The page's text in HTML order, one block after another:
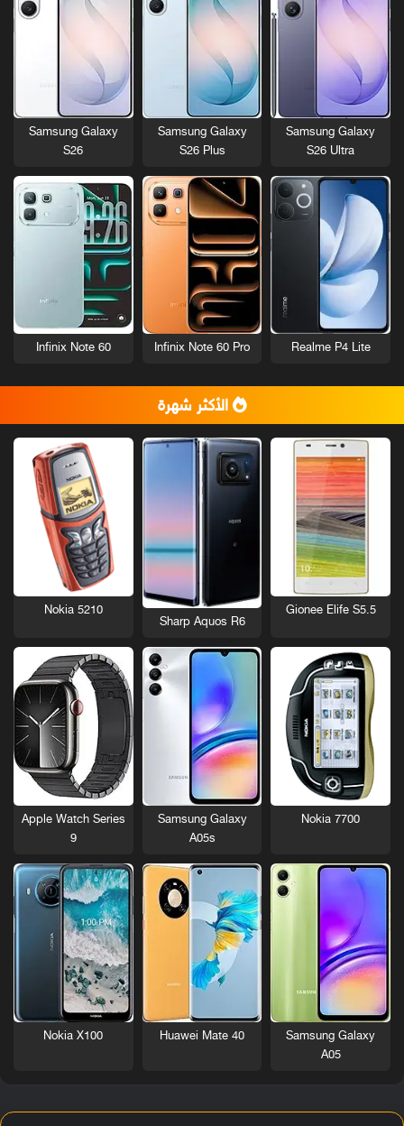
Samsung Galaxy
S26 Ultra
Samsung Galaxy
S26 Plus
Samsung Galaxy
S26
Realme P4 Lite
Infinix Note 60 Pro
Infinix Note 60
الأكثر شهرة
Gionee Elife S5.5
Sharp Aquos R6
Nokia 5210
Nokia 7700
Samsung Galaxy
A05s
Apple Watch Series
9
Samsung Galaxy
A05
Huawei Mate 40
Nokia X100